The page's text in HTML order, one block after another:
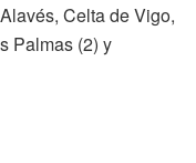
Celta de Vigo,
Palmas (2) y